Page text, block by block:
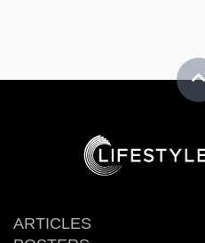
ARTICLES